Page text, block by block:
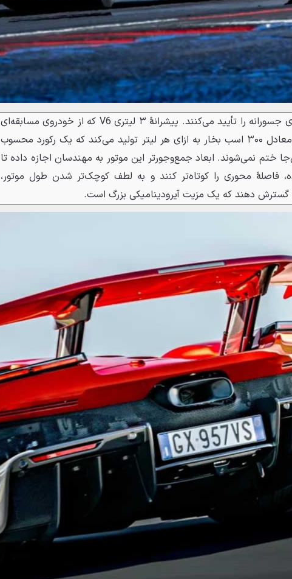
اعداد و ارقام هم این ادعای جسورانه را تأیید می‌کنند. پیشرانهٔ ۳ لیتری V6 که از خودروی مسابقه‌ای
499P گرفته شده، قدرتی معادل ۳۰۰ اسب بخار به ازای هر لیتر تولید می‌کند که یک رکورد محسوب
ختم نمی‌شوند. ابعاد جمع‌وجورتر این موتور به مهندسان اجازه داده تا
فاصلهٔ محوری را کوتاه‌تر کنند و به لطف کوچک‌تر شدن طول موتور،